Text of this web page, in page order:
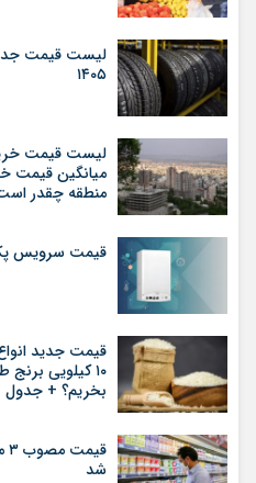
لیست قیمت
۱۴۰۵
میانگین قیمت
منطقه چقدر
قیمت سرویس
۱۰ کیلویی
بخریم؟ + جدول
شد